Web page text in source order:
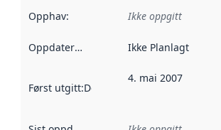
Opphav: Ikke oppgitt
Oppdateringsfrekvens :
Ikke Planlagt
Først utgitt:Denne datoen sier når
4. mai 2007